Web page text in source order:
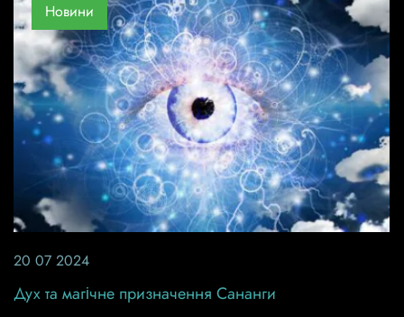
Новини
20 07 2024
Дух та магічне призначення Сананги